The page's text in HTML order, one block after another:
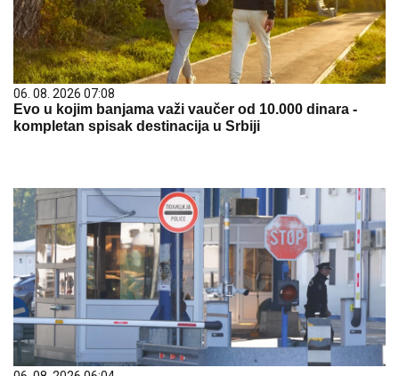
06. 08. 2026 06:04
Путничка возила на Хоргошу чекају на улазу и
излазу у земљу по 45 минута
05. 08. 2026 09:52
Од речи до дела: Вучићева подршка донела нове
путеве, мобилну амбуланту и капиталне пројекте у
Књажевцу